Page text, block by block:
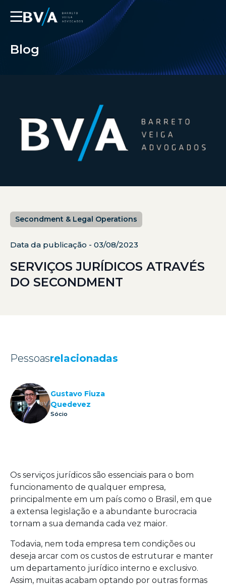
☰
Blog
Secondment & Legal Operations
Data da publicação - 03/08/2023
SERVIÇOS JURÍDICOS ATRAVÉS
DO SECONDMENT
Pessoasrelacionadas
Gustavo Fiuza
Quedevez
Sócio
Os serviços jurídicos são essenciais para o bom
funcionamento de qualquer empresa,
principalmente em um país como o Brasil, em que
a extensa legislação e a abundante burocracia
tornam a sua demanda cada vez maior.
Todavia, nem toda empresa tem condições ou
deseja arcar com os custos de estruturar e manter
um departamento jurídico interno e exclusivo.
Assim, muitas acabam optando por outras formas